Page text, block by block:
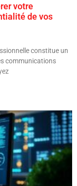
votre
de vos
constitue un
communications